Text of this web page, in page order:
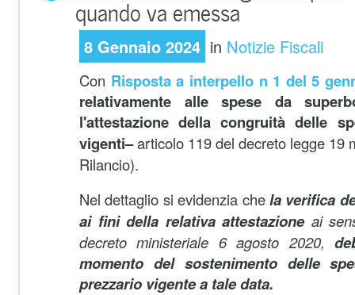
quando va emessa
8 Gennaio 2024 in Notizie Fiscali
Con Risposta a interpello n 1 del 5
relativamente alle spese da
l'attestazione della congruità delle
vigenti–articolo 119 del decreto legge 19
Rilancio).
Nel dettaglio si evidenzia chela verifica
ai fini della relativa attestazione ai
decreto ministeriale 6 agosto 2020,
momento del sostenimento delle
prezzario vigente a tale data.